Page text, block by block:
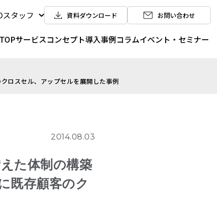
スタッフ 資料ダウンロード お問い合わせ
サービスコンセプト導入事例コラムイベント・セミナー
ロスセル、アップセルを展開した事例
2014.08.03
た体制の構築
既存顧客のク